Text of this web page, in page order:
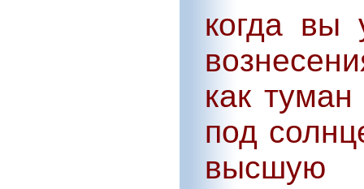
когда вы
как
под
высшую